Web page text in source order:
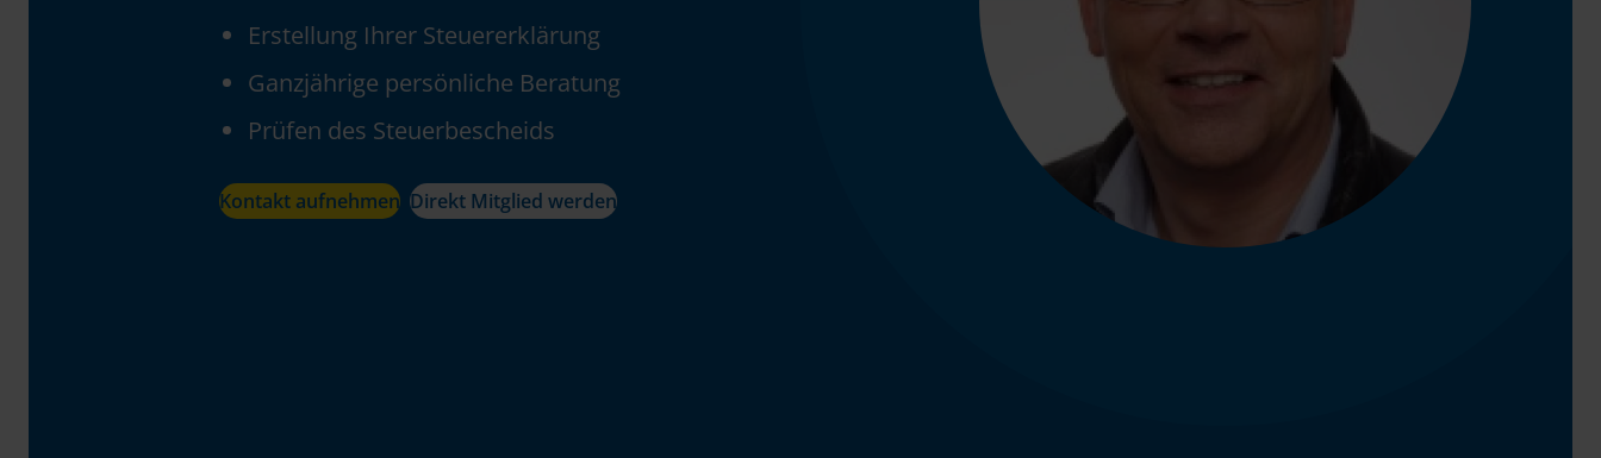
Erstellung Ihrer Steuererklärung
Ganzjährige persönliche Beratung
Prüfen des Steuerbescheids
Kontakt aufnehmen Direkt Mitglied werden